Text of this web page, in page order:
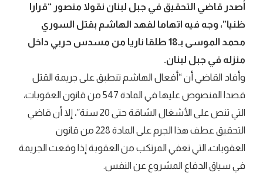
أصدر قاضي التحقيق في جبل لبنان نقولا منصور “قرارا
ظنيا”، وجه فيه اتهاما لفهد الهاشم بقتل السوري
محمد الموسى بـ18 طلقا ناريا من مسدس حربي داخل
منزله في جبل لبنان.
وأفاد القاضي أن “أفعال الهاشم تنطبق على جريمة القتل
قصدا المنصوص عليها في المادة 547 من قانون العقوبات،
التي تنص على الأشغال الشاقة حتى 20 سنة”، إلا أن قاضي
التحقيق عطف هذا الجرم على المادة 228 من قانون
العقوبات، التي تعفي المرتكب من العقوبة إذا وقعت الجريمة
في سياق الدفاع المشروع عن النفس.